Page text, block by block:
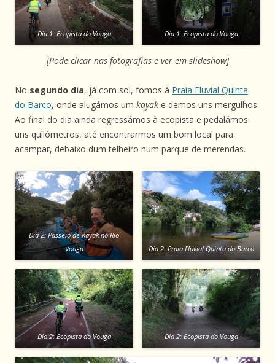
Dia 1: Ecopista do Vouga Dia 1: Ecopista do Vouga
[Pode clicar nas fotografias e ver em slideshow]
No segundo dia, já com sol, fomos à Praia Fluvial Quinta
do Barco, onde alugámos um kayak e demos uns mergulhos.
Ao final do dia ainda regressámos à ecopista e pedalámos
uns quilómetros, até encontrarmos um bom local para
acampar, debaixo dum telheiro num parque de merendas.
Dia 2: Passeio de Kayak no Rio
Vouga
Dia 2: Praia Fluvial Quinta do Barco
Dia 2: Ecopista do Vouga Dia 2: Ecopista do Vouga